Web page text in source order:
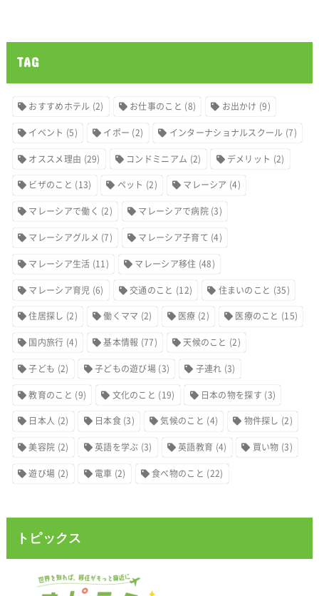
TAG
おすすめホテル (2) お仕事のこと (8) お出かけ (9)
イベント (5) イポー (2) インターナショナルスクール (7)
オススメ理由 (29) コンドミニアム (2) デメリット (2)
ビザのこと (13) ペット (2) マレーシア (4)
マレーシアで働く (2) マレーシアで病院(3)
マレーシアグルメ (7) マレーシア子育て (4)
マレーシア生活 (11) マレーシア移住 (48)
マレーシア育児 (6) 交通のこと (12) 住まいのこと (35)
住居探し (2) 働くママ (2) 医療 (2) 医療のこと (15)
国内旅行 (4) 基本情報 (77) 天候のこと (2)
子ども (2) 子どもの遊び場 (3) 子連れ (3)
教育のこと (9) 文化のこと (19) 日本の物を探す (3)
日本人 (2) 日本食(3) 気候のこと (4) 物件探し (2)
美容院 (2) 英語を学ぶ (3) 英語教育 (4) 買い物 (3)
遊び場 (2) 電車 (2) 食べ物のこと (22)
トピックス